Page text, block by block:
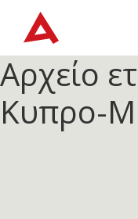
Αρχείο
Κυπρο-